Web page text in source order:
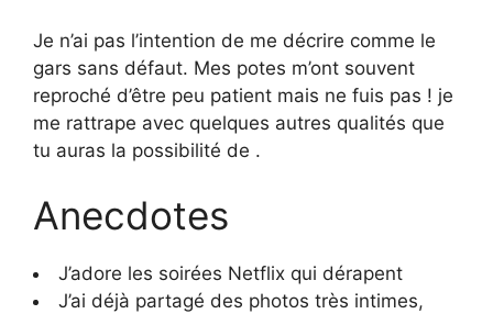
Je n’ai pas l’intention de me décrire comme le
gars sans défaut. Mes potes m’ont souvent
reproché d’être peu patient mais ne fuis pas ! je
me rattrape avec quelques autres qualités que
tu auras la possibilité de .
Anecdotes
J’adore les soirées Netflix qui dérapent
J’ai déjà partagé des photos très intimes,